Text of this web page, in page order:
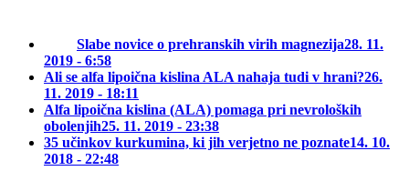
Slabe novice o prehranskih virih magnezija28. 11.
2019 - 6:58
Ali se alfa lipoična kislina ALA nahaja tudi v hrani?26.
11. 2019 - 18:11
Alfa lipoična kislina (ALA) pomaga pri nevroloških
obolenjih25. 11. 2019 - 23:38
35 učinkov kurkumina, ki jih verjetno ne poznate14. 10.
2018 - 22:48